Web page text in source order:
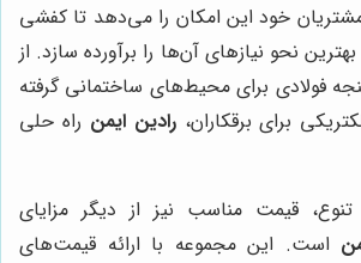
خود این امکان را می‌دهد تا کفشی
نحو نیازهای آن‌ها را برآورده سازد. از
فولادی برای محیط‌های ساختمانی گرفته
برای برقکاران،رادین ایمن راه حلی
قیمت مناسب نیز از دیگر مزایای
است. این مجموعه با ارائه قیمت‌های